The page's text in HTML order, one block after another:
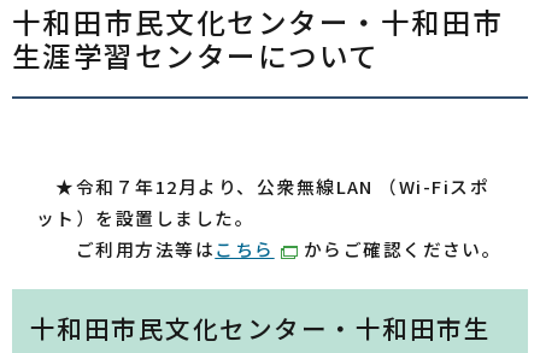
十和田市民文化センター・十和田市
生涯学習センターについて
★令和７年12月より、公衆無線LAN （Wi-Fiスポ
ット）を設置しました。
ご利用方法等はこちら からご確認ください。
十和田市民文化センター・十和田市生